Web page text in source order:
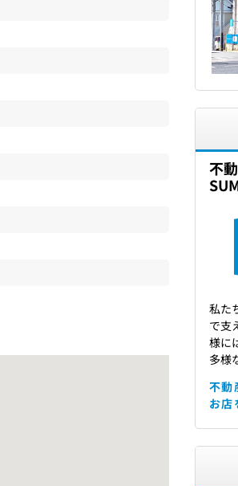
不
私た
で支
様に
多様
不動
お店